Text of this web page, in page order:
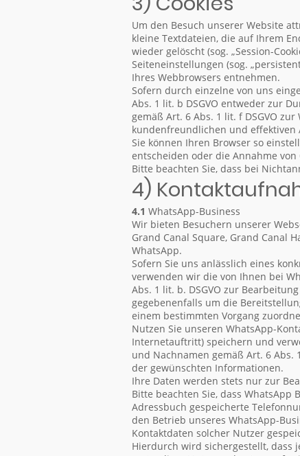
Um den Besuch unserer Website
kleine Textdateien, die auf Ihrem
wieder gelöscht (sog. „Session-
Seiteneinstellungen (sog.
Ihres Webbrowsers entnehmen.
Sofern durch einzelne von uns
Abs. 1 lit. b DSGVO entweder zur
gemäß Art. 6 Abs. 1 lit. f DSGVO
kundenfreundlichen und effektiven
Sie können Ihren Browser so
entscheiden oder die Annahme
Bitte beachten Sie, dass bei
4)
4.1 WhatsApp-Business
Wir bieten Besuchern unserer
Grand Canal Square, Grand Canal
WhatsApp.
Sofern Sie uns anlässlich eines
verwenden wir die von Ihnen bei
Abs. 1 lit. b. DSGVO zur
gegebenenfalls um die
einem bestimmten Vorgang
Nutzen Sie unseren WhatsApp-
Internetauftritt) speichern und
und Nachnamen gemäß Art. 6
der gewünschten Informationen.
Ihre Daten werden stets nur zur
Bitte beachten Sie, dass
Adressbuch gespeicherte
den Betrieb unseres WhatsApp-
Kontaktdaten solcher Nutzer
Hierdurch wird sichergestellt, dass